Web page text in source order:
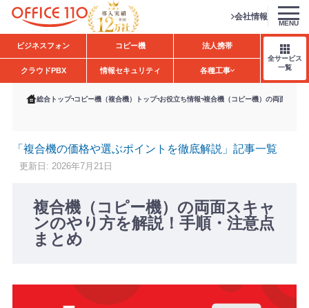
H
o
会社情報
MENU
ビジネスフォン コピー機 法人携帯
クラウドPBX 情報セキュリティ 各種工事
全サービス
一覧
総合トップ コピー機（複合機）トップ お役立ち情報 複合機（コピー機）の両面スキ
「複合機の価格や選ぶポイントを徹底解説」記事一覧
更新日: 2026年7月21日
複合機（コピー機）の両面スキャ
ンのやり方を解説！手順・注意点
まとめ